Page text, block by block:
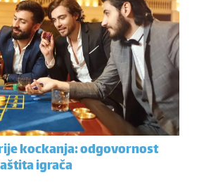
kockanja: odgovornost
igrača